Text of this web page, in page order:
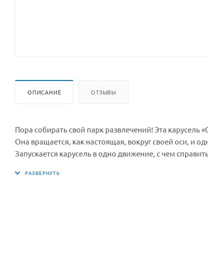
ОПИСАНИЕ ОТЗЫВЫ
Пора собирать свой парк развлечений! Эта карусель
Она вращается, как настоящая, вокруг своей оси, и
Запускается карусель в одно движение, с чем
дельфина.